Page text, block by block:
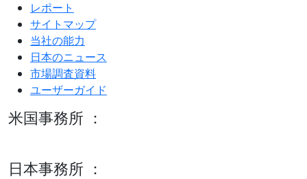
レポート
サイトマップ
当社の能力
日本のニュース
市場調査資料
ユーザーガイド
米国事務所 ：
日本事務所 ：